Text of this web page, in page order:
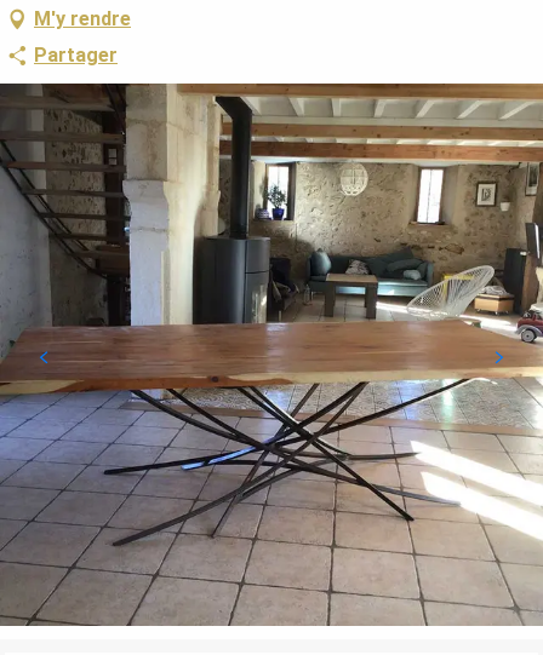
M'y rendre
Partager